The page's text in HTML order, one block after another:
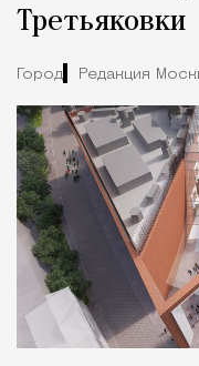
Третьяковки
Город Редакция